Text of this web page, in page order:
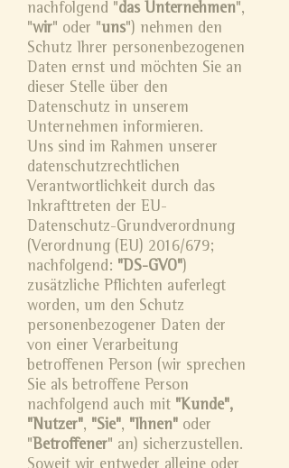
nachfolgend "das Unternehmen",
"wir" oder "uns") nehmen den
Schutz Ihrer personenbezogenen
Daten ernst und möchten Sie an
dieser Stelle über den
Datenschutz in unserem
Unternehmen informieren.
Uns sind im Rahmen unserer
datenschutzrechtlichen
Verantwortlichkeit durch das
Inkrafttreten der EU-
Datenschutz-Grundverordnung
(Verordnung (EU) 2016/679;
nachfolgend: "DS-GVO")
zusätzliche Pflichten auferlegt
worden, um den Schutz
personenbezogener Daten der
von einer Verarbeitung
betroffenen Person (wir sprechen
Sie als betroffene Person
nachfolgend auch mit "Kunde",
"Nutzer", "Sie", "Ihnen" oder
"Betroffener" an) sicherzustellen.